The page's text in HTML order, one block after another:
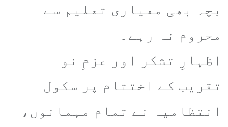
بچہ بھی معیاری تعلیم سے
محروم نہ رہے۔
​اظہارِ تشکر اور عزمِ نو
​تقریب کے اختتام پر سکول
انتظامیہ نے تمام مہمانوں،